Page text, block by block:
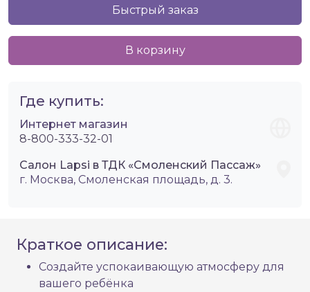
Быстрый заказ
В корзину
Где купить:
Интернет магазин
8-800-333-32-01
Салон Lapsi в ТДК «Смоленский Пассаж»
г. Москва, Смоленская площадь, д. 3.
Краткое описание:
Создайте успокаивающую атмосферу для
вашего ребёнка​